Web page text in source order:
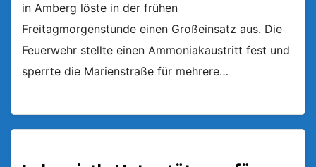
in Amberg löste in der frühen
Freitagmorgenstunde einen Großeinsatz aus. Die
Feuerwehr stellte einen Ammoniakaustritt fest und
sperrte die Marienstraße für mehrere…